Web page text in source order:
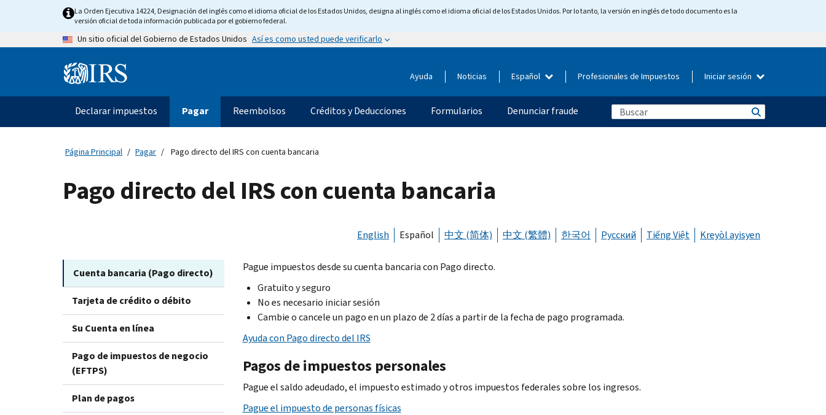
content
La Orden Ejecutiva 14224, Designación del inglés como el idioma oficial de los Estados Unidos, designa al inglés como el idioma oficial de los Estados Unidos. Por lo tanto, la versión en inglés de todo documento es la
versión oficial de toda información publicada por el gobierno federal.
Un sitio oficial del Gobierno de Estados Unidos Así es como usted puede verificarlo
Information Ayuda Noticias Español Profesionales de Impuestos Iniciar sesión
Navegación
principal
Declarar impuestos Pagar Reembolsos Créditos y Deducciones Formularios Denunciar fraude
Página Principal Pagar Pago directo del IRS con cuenta bancaria
Pago directo del IRS con cuenta bancaria
English Español 中文 (简体) 中文 (繁體) 한국어 Русский Tiếng Việt Kreyòl ayisyen
Cuenta bancaria (Pago directo)
Tarjeta de crédito o débito
Su Cuenta en línea
Pago de impuestos de negocio
(EFTPS)
Plan de pagos
Pague impuestos desde su cuenta bancaria con Pago directo.
Gratuito y seguro
No es necesario iniciar sesión
Cambie o cancele un pago en un plazo de 2 días a partir de la fecha de pago programada.
Ayuda con Pago directo del IRS
Pagos de impuestos personales
Pague el saldo adeudado, el impuesto estimado y otros impuestos federales sobre los ingresos.
Pague el impuesto de personas físicas